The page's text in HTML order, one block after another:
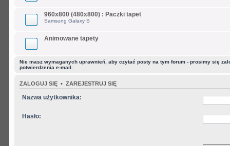
960x800 (480x800) : Paczki tapet
Samsung Galaxy S
Animowane tapety
Nie masz wymaganych uprawnień, aby czytać posty na tym forum - prosimy się
potwierdzenia e-mail.
ZALOGUJ SIĘ • ZAREJESTRUJ SIĘ
Nazwa użytkownika:
Hasło: